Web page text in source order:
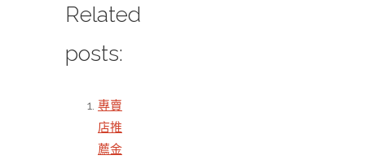
Related
posts:
專賣
店推
薦金